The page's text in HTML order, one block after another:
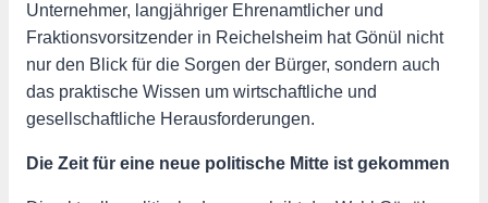
Unternehmer, langjähriger Ehrenamtlicher und
Fraktionsvorsitzender in Reichelsheim hat Gönül nicht
nur den Blick für die Sorgen der Bürger, sondern auch
das praktische Wissen um wirtschaftliche und
gesellschaftliche Herausforderungen.
Die Zeit für eine neue politische Mitte ist gekommen